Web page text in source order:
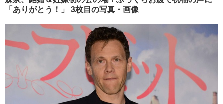
音楽 スポーツ
ショッピング その他
ペット ショッピング
その他
プッシュ通知の停止方法
「ありがとう！」 3枚目の写真・画像